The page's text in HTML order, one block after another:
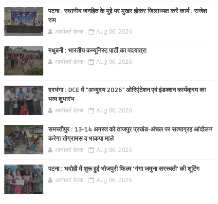
पटना : स्थानीय जनहित के मुद्दे पर मुखर होकर जिलाध्यक्ष करें कार्य : राजेश
राम
आर्यावर्त डेस्क Aug 06, 2026
मधुबनी : भारतीय कम्यूनिस्ट पार्टी का पदयात्रा
आर्यावर्त डेस्क Aug 06, 2026
दरभंगा : DCE में "अभ्युदय 2026" ओरिएंटेशन एवं इंडक्शन कार्यक्रम का
भव्य शुभारंभ
आर्यावर्त डेस्क Aug 06, 2026
समस्तीपुर : 13-14 अगस्त को ताजपुर प्रखंड-अंचल पर सत्याग्रह आंदोलन
करेगा खेग्रामस व भाकपा माले
आर्यावर्त डेस्क Aug 06, 2026
पटना : भदोही में शुरू हुई भोजपुरी फिल्म ‘गंगा जमुना सरस्वती’ की शूटिंग
आर्यावर्त डेस्क Aug 06, 2026